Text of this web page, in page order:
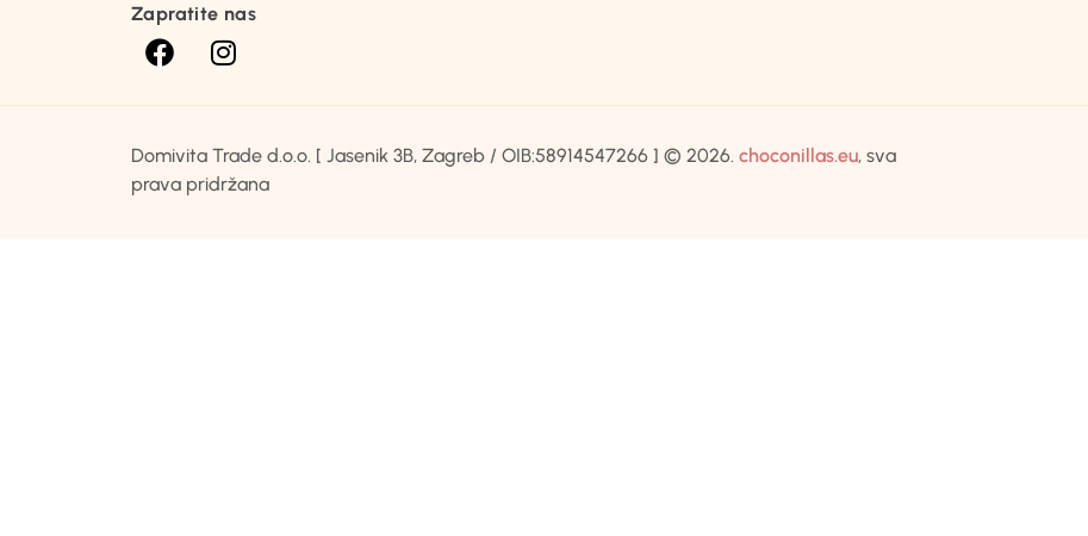
Zapratite nas
Domivita Trade d.o.o. [ Jasenik 3B, Zagreb / OIB:58914547266 ] © 2026. choconillas.eu, sva
prava pridržana